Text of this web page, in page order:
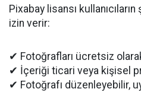
Pixabay lisansı
izin verir:
✔ Fotoğrafları ücretsiz
✔ İçeriği ticari veya kişisel
✔ Fotoğrafı düzenleyebilir,